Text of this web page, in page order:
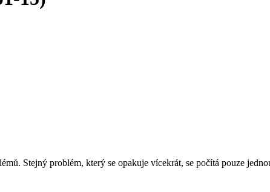
Stejný problém, který se opakuje vícekrát, se počítá pouze